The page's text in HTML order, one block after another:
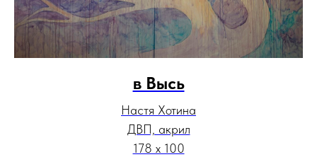
в Высь
Настя Хотина
ДВП, акрил
178 х 100